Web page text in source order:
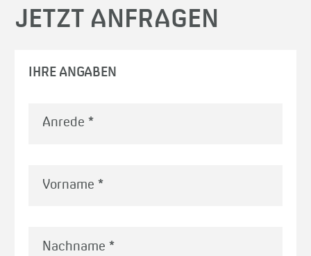
JETZT ANFRAGEN
IHRE ANGABEN
Vorname *
Nachname *